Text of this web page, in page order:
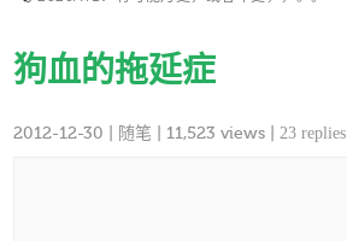
狗血的拖延症
2012-12-30 随笔 | 11,523 views |23 replies